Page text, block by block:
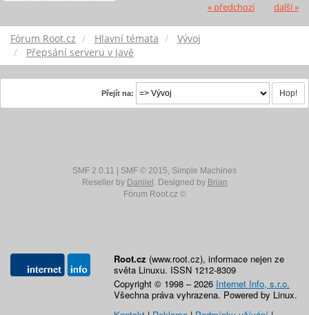
« předchozí další »
Fórum Root.cz Hlavní témata
Vývoj
Přepsání serveru v Javě
Přejít na:
SMF 2.0.11 SMF © 2015, Simple Machines
Reseller by Daniiel . Designed by Brian
Fórum Root.cz ©
Root.cz (www.root.cz), informace nejen ze
světa Linuxu. ISSN 1212-8309
Copyright © 1998 – 2026 Internet Info, s.r.o.
Všechna práva vyhrazena. Powered by Linux.